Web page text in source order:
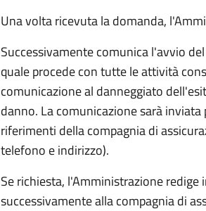
Una volta ricevuta la domanda,
Successivamente comunica l'avvio
quale procede con tutte le attività
comunicazione al danneggiato
danno. La comunicazione sarà
riferimenti della compagnia di
telefono e indirizzo).
Se richiesta, l'Amministrazione
successivamente alla compagnia di